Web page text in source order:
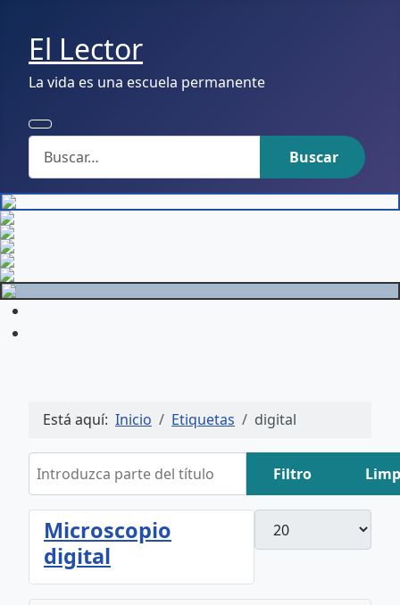
El Lector
La vida es una escuela permanente
Buscar
Buscar
Está aquí: Inicio Etiquetas digital
Filtro
Microscopio
digital